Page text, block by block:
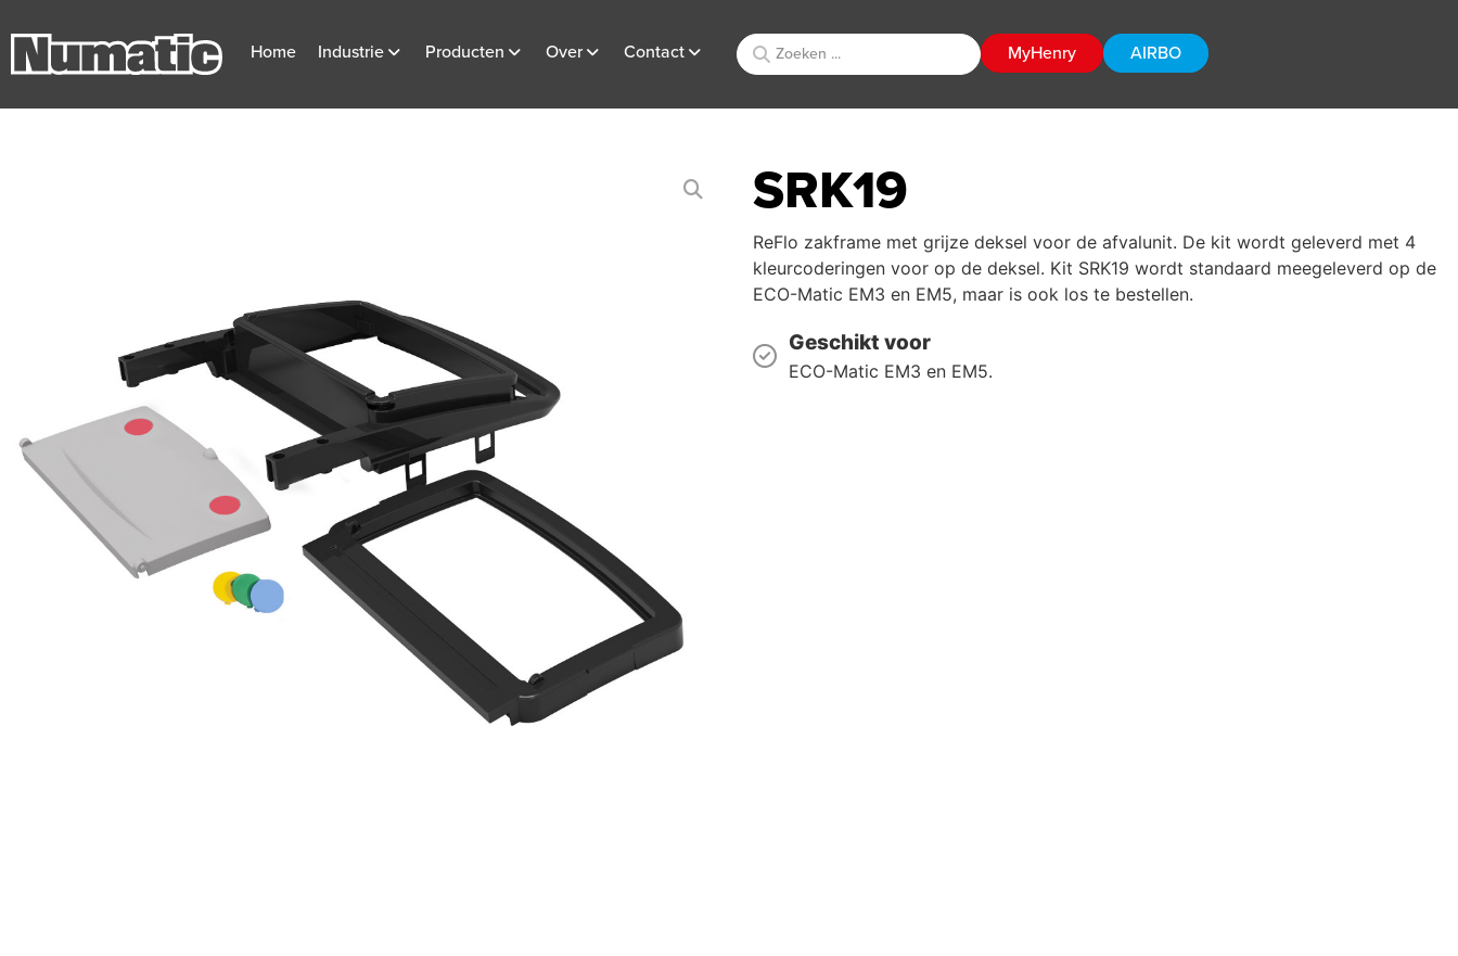
Home Industrie Producten Over Contact MyHenry AIRBO
SRK19
ReFlo zakframe met grijze deksel voor de afvalunit. De kit wordt geleverd met 4
kleurcoderingen voor op de deksel. Kit SRK19 wordt standaard meegeleverd op de
ECO-Matic EM3 en EM5, maar is ook los te bestellen.
Geschikt voor
ECO-Matic EM3 en EM5.